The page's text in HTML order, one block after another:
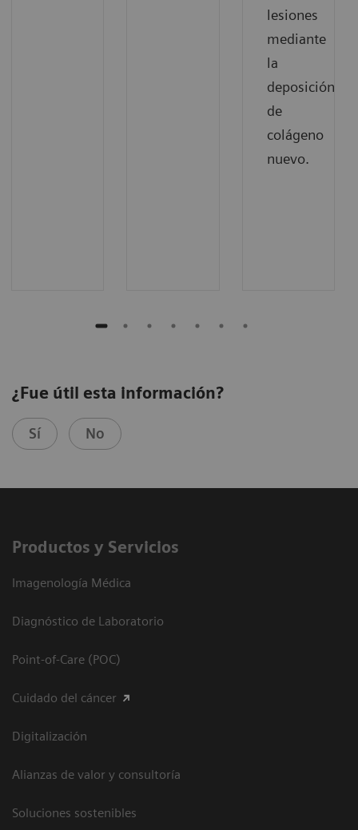
lesiones
mediante
la
deposición
de
colágeno
nuevo.
¿Fue útil esta información?
Sí No
Productos y Servicios
Imagenología Médica
Diagnóstico de Laboratorio
Point-of-Care (POC)
Cuidado del cáncer
Digitalización
Alianzas de valor y consultoría
Soluciones sostenibles